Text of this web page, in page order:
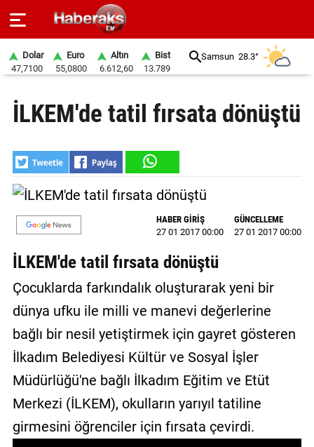
SPOR
YAŞAM
EKONOMİ
BELEDİYELER
SİYASET
EĞİTİM
GALERİ
VİDEO
YAZARLAR
BİZE
ULAŞIN
Dolar
47,7100
Euro
55,0800
Altın
6.612,60
Bist
13.789
Samsun 28.3°
İLKEM'de tatil fırsata dönüştü
HABER GİRİŞ
27 01 2017 00:00
GÜNCELLEME
27 01 2017 00:00
İLKEM'de tatil fırsata dönüştü
Çocuklarda farkındalık oluşturarak yeni bir
dünya ufku ile milli ve manevi değerlerine
bağlı bir nesil yetiştirmek için gayret gösteren
İlkadım Belediyesi Kültür ve Sosyal İşler
Müdürlüğü'ne bağlı İlkadım Eğitim ve Etüt
Merkezi (İLKEM), okulların yarıyıl tatiline
girmesini öğrenciler için fırsata çevirdi.